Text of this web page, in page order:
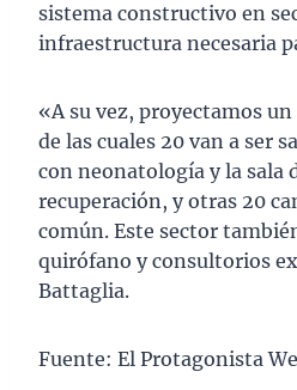
sistema constructivo en
infraestructura necesaria
«A su vez, proyectamos
de las cuales 20 van a ser
con neonatología y la sala
recuperación, y otras 20
común. Este sector
quirófano y consultorios
Battaglia.
Fuente: El Protagonista